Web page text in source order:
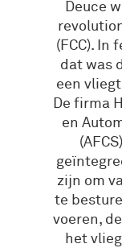
Deuce
(FCC). In
dat was
een
De firma
en
zijn om
te
voeren,
het